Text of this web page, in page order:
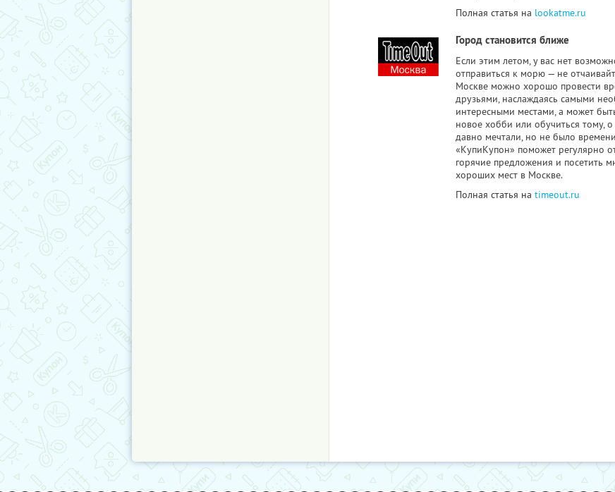
Полная статья на lookatme.ru
Город становится ближе
Если этим летом, у вас нет
отправиться к морю — не
Москве можно хорошо провести
друзьями, наслаждаясь самыми
интересными местами, а может
новое хобби или обучиться тому,
давно мечтали, но не было
«КупиКупон» поможет регулярно
горячие предложения и посетить
хороших мест в Москве.
Полная статья на timeout.ru